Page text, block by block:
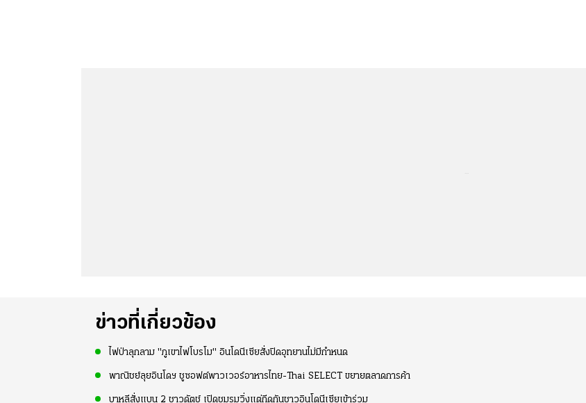
ข่าวที่เกี่ยวข้อง
ไฟป่าลุกลาม "ภูเขาไฟโบรโม" อินโดนีเซียสั่งปิดอุทยานไม่มีกำหนด
พาณิชย์ลุยอินโดฯ ชูซอฟต์พาวเวอร์อาหารไทย-Thai SELECT ขยายตลาดการค้า
บาหลีสั่งแบน 2 ชาวดัตช์ เปิดชมรมวิ่งแต่กีดกันชาวอินโดนีเซียเข้าร่วม